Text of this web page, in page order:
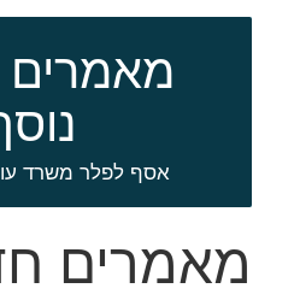
מאמרים
אסף לפלר משרד עורך
מאמרים